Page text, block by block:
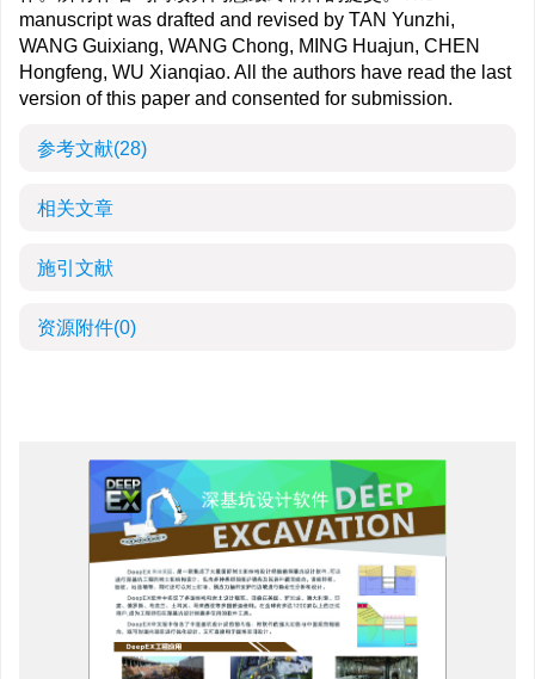
manuscript was drafted and revised by TAN Yunzhi,
WANG Guixiang, WANG Chong, MING Huajun, CHEN
Hongfeng, WU Xianqiao. All the authors have read the last
version of this paper and consented for submission.
参考文献(28)
相关文章
施引文献
资源附件(0)